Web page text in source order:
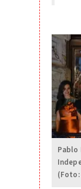
Pablo
(Foto: